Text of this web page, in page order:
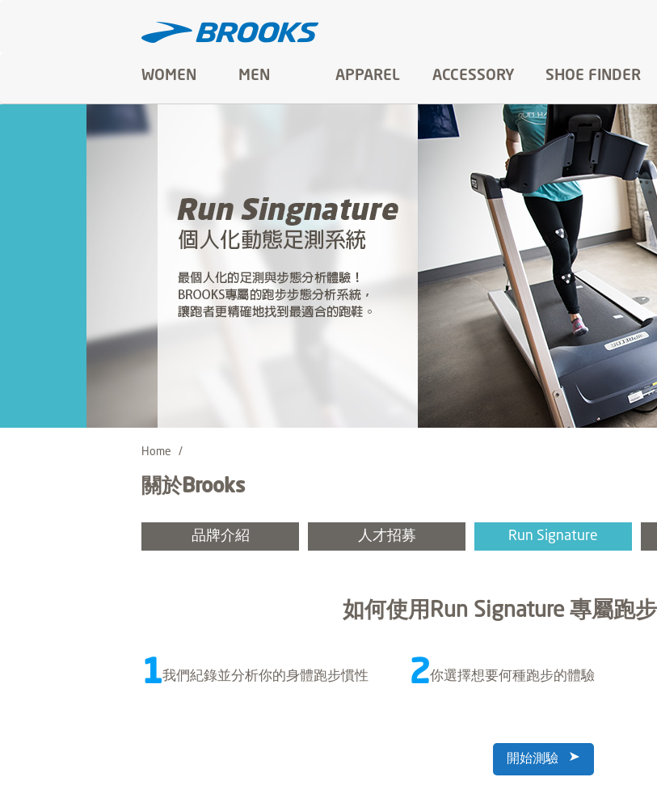
WOMEN MEN APPAREL ACCESSORY SHOE FINDER
Home
關於Brooks
品牌介紹 人才招募 Run Signature
如何使用Run Signature 專屬跑
1我們紀錄並分析你的身體跑步慣性 2你選擇想要何種跑步的體驗
開始測驗